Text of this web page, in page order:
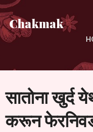
Chakmak
सातोना खुर्द
करून